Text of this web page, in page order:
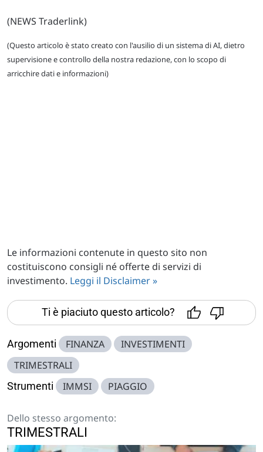
(NEWS Traderlink)
(Questo articolo è stato creato con l'ausilio di un sistema di AI, dietro
supervisione e controllo della nostra redazione, con lo scopo di
arricchire dati e informazioni)
Le informazioni contenute in questo sito non
costituiscono consigli né offerte di servizi di
investimento. Leggi il Disclaimer »
Ti è piaciuto questo articolo?
Argomenti FINANZA
INVESTIMENTI
TRIMESTRALI
Strumenti IMMSI PIAGGIO
Dello stesso argomento:
TRIMESTRALI